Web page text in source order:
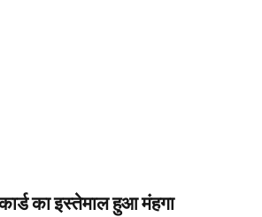
का इस्तेमाल हुआ मंहगा